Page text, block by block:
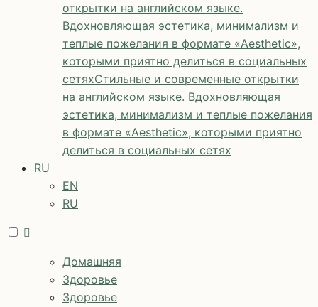
открытки на английском языке.
Вдохновляющая эстетика, минимализм и
теплые пожелания в формате «Aesthetic»,
которыми приятно делиться в социальных
сетяхСтильные и современные открытки
на английском языке. Вдохновляющая
эстетика, минимализм и теплые пожелания
в формате «Aesthetic», которыми приятно
делиться в социальных сетях
RU
EN
RU
Домашняя
Здоровье
Здоровье